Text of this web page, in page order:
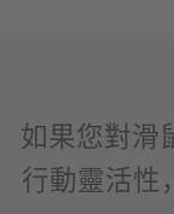
如果您對滑
行動靈活性